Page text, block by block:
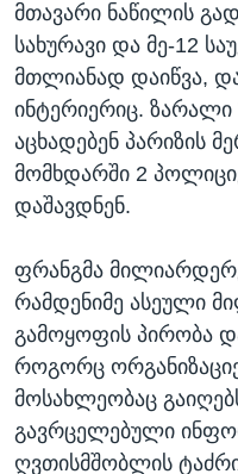
მთავარი ნაწილის
სახურავი და მე-12
მთლიანად დაიწვა,
ინტერიერიც.
აცხადებენ პარიზის
მომხდარში 2
დაშავდნენ.
ფრანგმა
რამდენიმე ასეული
გამოყოფის პირობა
როგორც
მოსახლეობაც
გავრცელებული
ღვთისმშობლის